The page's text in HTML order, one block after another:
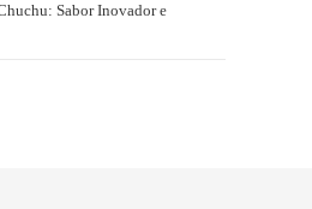
Sabor Inovador e